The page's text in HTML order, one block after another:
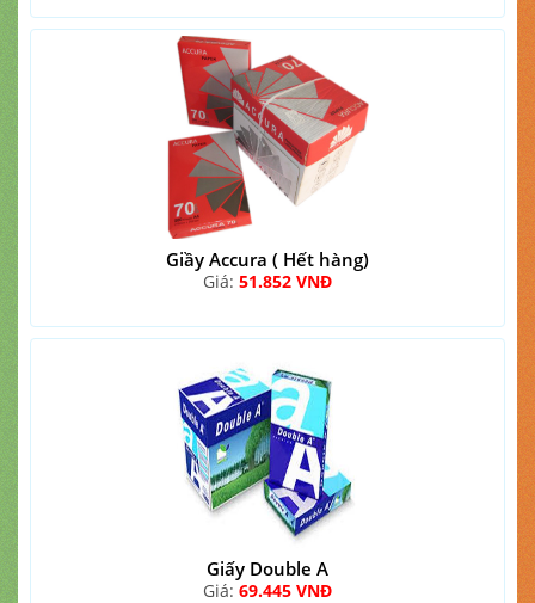
Giầy Accura ( Hết hàng)
Giá: 51.852 VNĐ
Giấy Double A
Giá: 69.445 VNĐ